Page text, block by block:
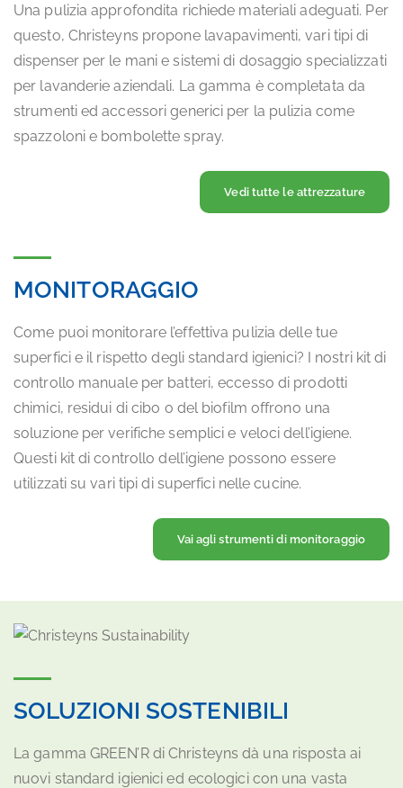
Una pulizia approfondita richiede materiali adeguati. Per
questo, Christeyns propone lavapavimenti, vari tipi di
dispenser per le mani e sistemi di dosaggio specializzati
per lavanderie aziendali. La gamma è completata da
strumenti ed accessori generici per la pulizia come
spazzoloni e bombolette spray.
Vedi tutte le attrezzature
MONITORAGGIO
Come puoi monitorare l’effettiva pulizia delle tue
superfici e il rispetto degli standard igienici? I nostri kit di
controllo manuale per batteri, eccesso di prodotti
chimici, residui di cibo o del biofilm offrono una
soluzione per verifiche semplici e veloci dell’igiene.
Questi kit di controllo dell’igiene possono essere
utilizzati su vari tipi di superfici nelle cucine.
Vai agli strumenti di monitoraggio
SOLUZIONI SOSTENIBILI
La gamma GREEN’R di Christeyns dà una risposta ai
nuovi standard igienici ed ecologici con una vasta